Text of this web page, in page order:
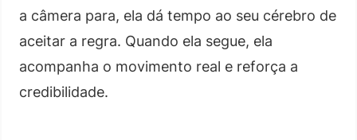
a câmera para, ela dá tempo ao seu cérebro de
aceitar a regra. Quando ela segue, ela
acompanha o movimento real e reforça a
credibilidade.